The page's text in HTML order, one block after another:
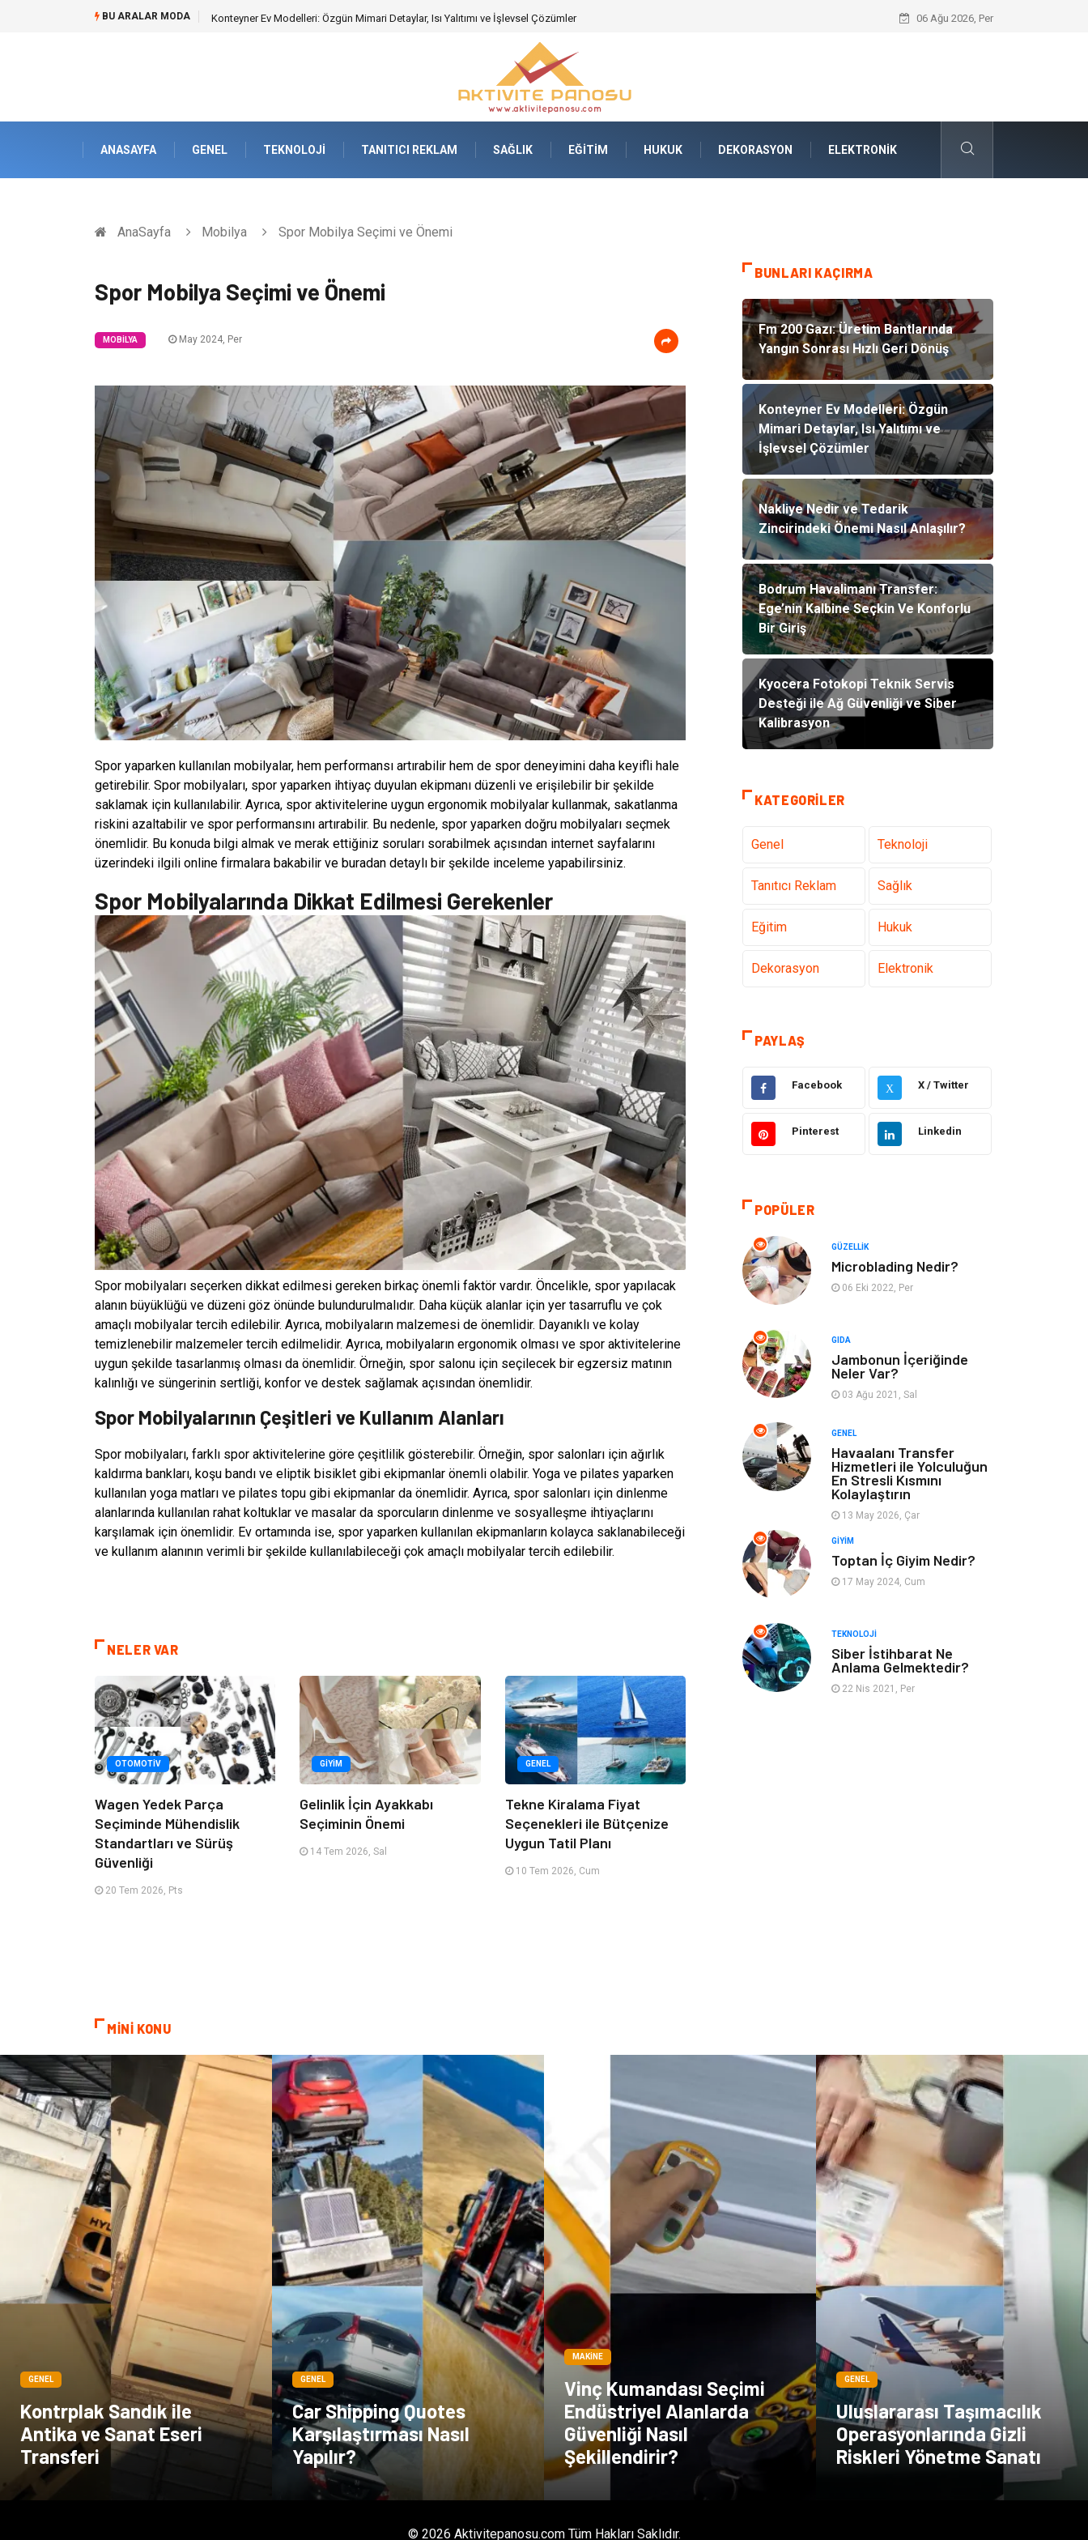
BU ARALAR MODA Nakliye Nedir ve Tedarik Zincirindeki Önemi Nasıl Anlaşılır? Bodrum Havalimanı Transfer: Ege’nin
06 Ağu 2026, Per
ANASAYFA GENEL TEKNOLOJI TANITICI REKLAM SAĞLIK EĞITIM HUKUK DEKORASYON ELEKTRONIK
AnaSayfa Mobilya Spor Mobilya Seçimi ve Önemi
Spor Mobilya Seçimi ve Önemi
MOBILYA May 2024, Per
Spor yaparken kullanılan mobilyalar, hem performansı artırabilir hem de spor deneyimini daha keyifli hale
getirebilir. Spor mobilyaları, spor yaparken ihtiyaç duyulan ekipmanı düzenli ve erişilebilir bir şekilde
saklamak için kullanılabilir. Ayrıca, spor aktivitelerine uygun ergonomik mobilyalar kullanmak, sakatlanma
riskini azaltabilir ve spor performansını artırabilir. Bu nedenle, spor yaparken doğru mobilyaları seçmek
önemlidir. Bu konuda bilgi almak ve merak ettiğiniz soruları sorabilmek açısından internet sayfalarını
üzerindeki ilgili online firmalara bakabilir ve buradan detaylı bir şekilde inceleme yapabilirsiniz.
Spor Mobilyalarında Dikkat Edilmesi Gerekenler
Spor mobilyaları seçerken dikkat edilmesi gereken birkaç önemli faktör vardır. Öncelikle, spor yapılacak
alanın büyüklüğü ve düzeni göz önünde bulundurulmalıdır. Daha küçük alanlar için yer tasarruflu ve çok
amaçlı mobilyalar tercih edilebilir. Ayrıca, mobilyaların malzemesi de önemlidir. Dayanıklı ve kolay
temizlenebilir malzemeler tercih edilmelidir. Ayrıca, mobilyaların ergonomik olması ve spor aktivitelerine
uygun şekilde tasarlanmış olması da önemlidir. Örneğin, spor salonu için seçilecek bir egzersiz matının
kalınlığı ve süngerinin sertliği, konfor ve destek sağlamak açısından önemlidir.
Spor Mobilyalarının Çeşitleri ve Kullanım Alanları
Spor mobilyaları, farklı spor aktivitelerine göre çeşitlilik gösterebilir. Örneğin, spor salonları için ağırlık
kaldırma bankları, koşu bandı ve eliptik bisiklet gibi ekipmanlar önemli olabilir. Yoga ve pilates yaparken
kullanılan yoga matları ve pilates topu gibi ekipmanlar da önemlidir. Ayrıca, spor salonları için dinlenme
alanlarında kullanılan rahat koltuklar ve masalar da sporcuların dinlenme ve sosyalleşme ihtiyaçlarını
karşılamak için önemlidir. Ev ortamında ise, spor yaparken kullanılan ekipmanların kolayca saklanabileceği
ve kullanım alanının verimli bir şekilde kullanılabileceği çok amaçlı mobilyalar tercih edilebilir.
NELER VAR
OTOMOTIV
Wagen Yedek Parça
Seçiminde Mühendislik
Standartları ve Sürüş
Güvenliği
20 Tem 2026, Pts
GIYIM
Gelinlik İçin Ayakkabı
Seçiminin Önemi
14 Tem 2026, Sal
GENEL
Tekne Kiralama Fiyat
Seçenekleri ile Bütçenize
Uygun Tatil Planı
10 Tem 2026, Cum
BUNLARI KAÇIRMA
Fm 200 Gazı: Üretim Bantlarında
Yangın Sonrası Hızlı Geri Dönüş
Konteyner Ev Modelleri: Özgün
Mimari Detaylar, Isı Yalıtımı ve
İşlevsel Çözümler
Nakliye Nedir ve Tedarik
Zincirindeki Önemi Nasıl Anlaşılır?
Bodrum Havalimanı Transfer:
Ege’nin Kalbine Seçkin Ve Konforlu
Bir Giriş
Kyocera Fotokopi Teknik Servis
Desteği ile Ağ Güvenliği ve Siber
Kalibrasyon
KATEGORILER
Genel Teknoloji
Tanıtıcı Reklam Sağlık
Eğitim Hukuk
Dekorasyon Elektronik
Gıda
Sağlıklı Yaşam
Bilgisayar ve
Moda
Emlak Spor
Genel Kültür Tatil
İnternet Turizm
Gayrimenkul
Astroloji Müzik
Gençlik
Sigorta Bakım
PAYLAŞ
Facebook X X / Twitter
Pinterest Linkedin
POPÜLER
GÜZELLIK
Microblading Nedir?
06 Eki 2022, Per
GIDA
Jambonun İçeriğinde
Neler Var?
03 Ağu 2021, Sal
GENEL
Havaalanı Transfer
Hizmetleri ile Yolculuğun
En Stresli Kısmını
Kolaylaştırın
13 May 2026, Çar
GIYIM
Toptan İç Giyim Nedir?
17 May 2024, Cum
TEKNOLOJI
Siber İstihbarat Ne
Anlama Gelmektedir?
22 Nis 2021, Per
MİNİ KONU
GENEL
Kontrplak Sandık ile
Antika ve Sanat Eseri
Transferi
GENEL
Car Shipping Quotes
Karşılaştırması Nasıl
Yapılır?
MAKINE
Vinç Kumandası Seçimi
Endüstriyel Alanlarda
Güvenliği Nasıl
Şekillendirir?
GENEL
Uluslararası Taşımacılık
Operasyonlarında Gizli
Riskleri Yönetme Sanatı
© 2026 Aktivitepanosu.com Tüm Hakları Saklıdır.